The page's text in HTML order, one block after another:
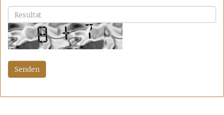
Bitte lösen Sie die Aufgabe